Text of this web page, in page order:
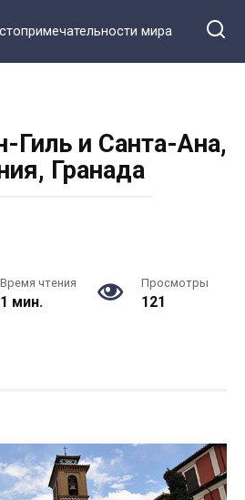
мира
Гиль и Санта-Ана,
Гранада
Время чтения
1 мин.
Просмотры
121